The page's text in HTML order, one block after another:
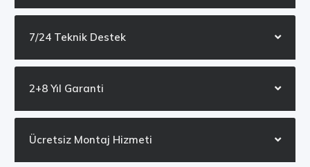
7/24 Teknik Destek
2+8 Yıl Garanti
Ücretsiz Montaj Hizmeti